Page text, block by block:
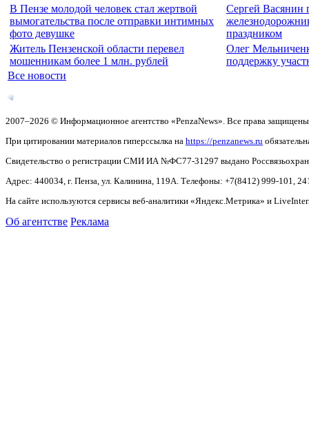
В Пензе молодой человек стал жертвой
вымогательства после отправки интимных
фото девушке
Сергей Васянин
праздником
Житель Пензенской области перевел
мошенникам более 1 млн. рублей
Олег
поддержку
Все новости
2007–2026 © Информационное агентство «PenzaNews». Все права
При цитировании материалов гиперссылка на https://penzanews.ru
Свидетельство о регистрации СМИ ИА №ФС77-31297 выдано
Адрес: 440034, г. Пенза, ул. Калинина, 119А. Телефоны: +7(8412) 999-101,
На сайте используются сервисы веб-аналитики «Яндекс.Метрика» и
Об агентстве Реклама